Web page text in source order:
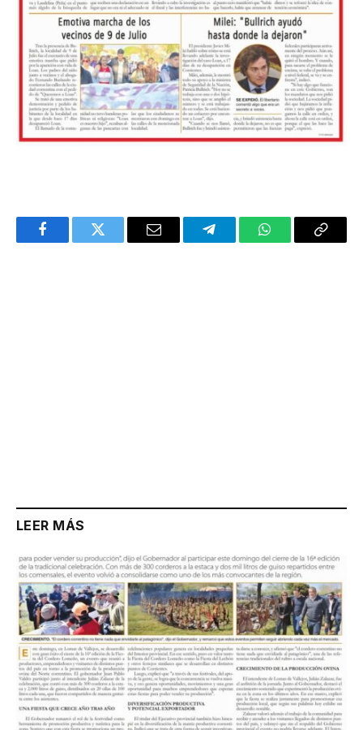
FacebookTwitter Email TelegramWhatsAppCopy
LEER MÁS